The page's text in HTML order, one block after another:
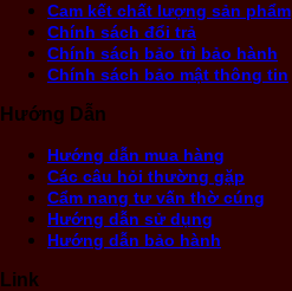
Cam kết chất lượng sản phẩm
Chính sách đổi trả
Chính sách bảo trì bảo hành
Chính sách bảo mật thông tin
Hướng Dẫn
Hướng dẫn mua hàng
Các câu hỏi thường gặp
Cẩm nang tư vấn thờ cúng
Hướng dẫn sử dụng
Hướng dẫn bảo hành
Link